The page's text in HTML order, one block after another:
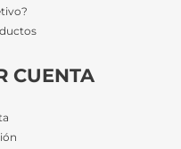
CUENTA